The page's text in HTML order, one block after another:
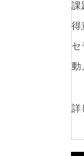
課
得
セ
動
詳